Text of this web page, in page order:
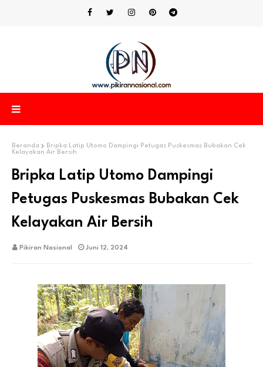
Beranda
Bripka Latip Utomo Dampingi Petugas Puskesmas Bubakan Cek
Kelayakan Air Bersih
Bripka Latip Utomo Dampingi
Petugas Puskesmas Bubakan Cek
Kelayakan Air Bersih
Pikiran Nasional Juni 12, 2024